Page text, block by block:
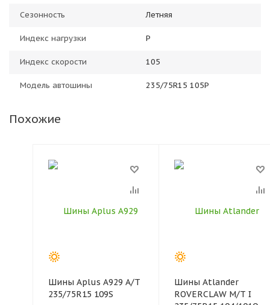
Сезонность Летняя
Индекс нагрузки P
Индекс скорости 105
Модель автошины 235/75R15 105P
Похожие
Шины Aplus A929 A/T
235/75R15 109S
Шины Atlander
ROVERCLAW M/T I